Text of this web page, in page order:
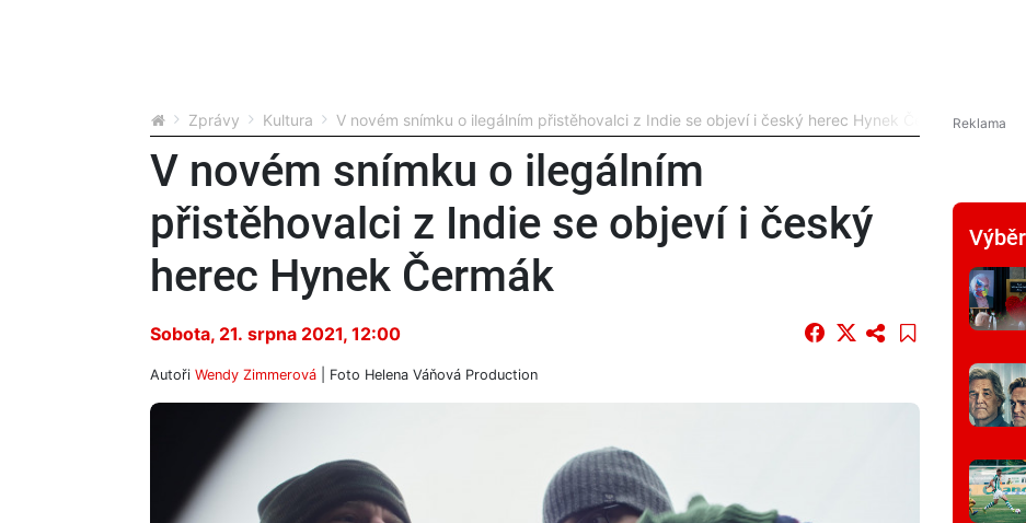
Zprávy Kultura V novém snímku o ilegálním přistěhovalci z Indie se objeví i český herec Hynek Čermák
V novém snímku o ilegálním
přistěhovalci z Indie se objeví i český
herec Hynek Čermák
Sobota, 21. srpna 2021, 12:00
Autoři Wendy Zimmerová | Foto Helena Váňová Production